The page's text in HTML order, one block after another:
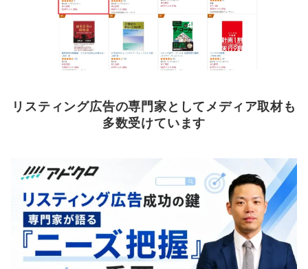
リスティング広告の専門家としてメディア取材も
多数受けています